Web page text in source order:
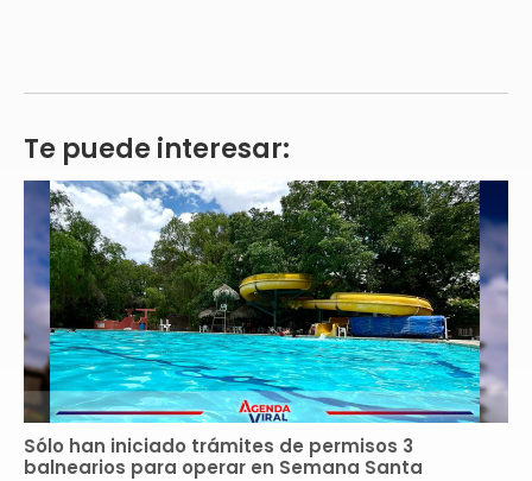
Te puede interesar:
Sólo han iniciado trámites de permisos 3
balnearios para operar en Semana Santa